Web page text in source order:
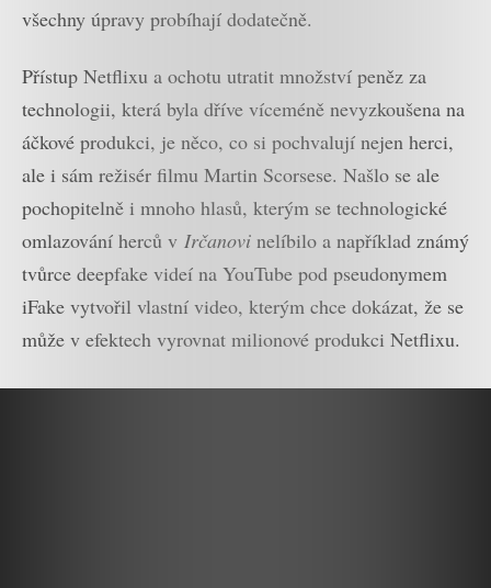
všechny úpravy probíhají dodatečně.
Přístup Netflixu a ochotu utratit množství peněz za
technologii, která byla dříve víceméně nevyzkoušena na
áčkové produkci, je něco, co si pochvalují nejen herci,
ale i sám režisér filmu Martin Scorsese. Našlo se ale
pochopitelně i mnoho hlasů, kterým se technologické
omlazování herců v Irčanovi nelíbilo a například známý
tvůrce deepfake videí na YouTube pod pseudonymem
iFake vytvořil vlastní video, kterým chce dokázat, že se
může v efektech vyrovnat milionové produkci Netflixu.